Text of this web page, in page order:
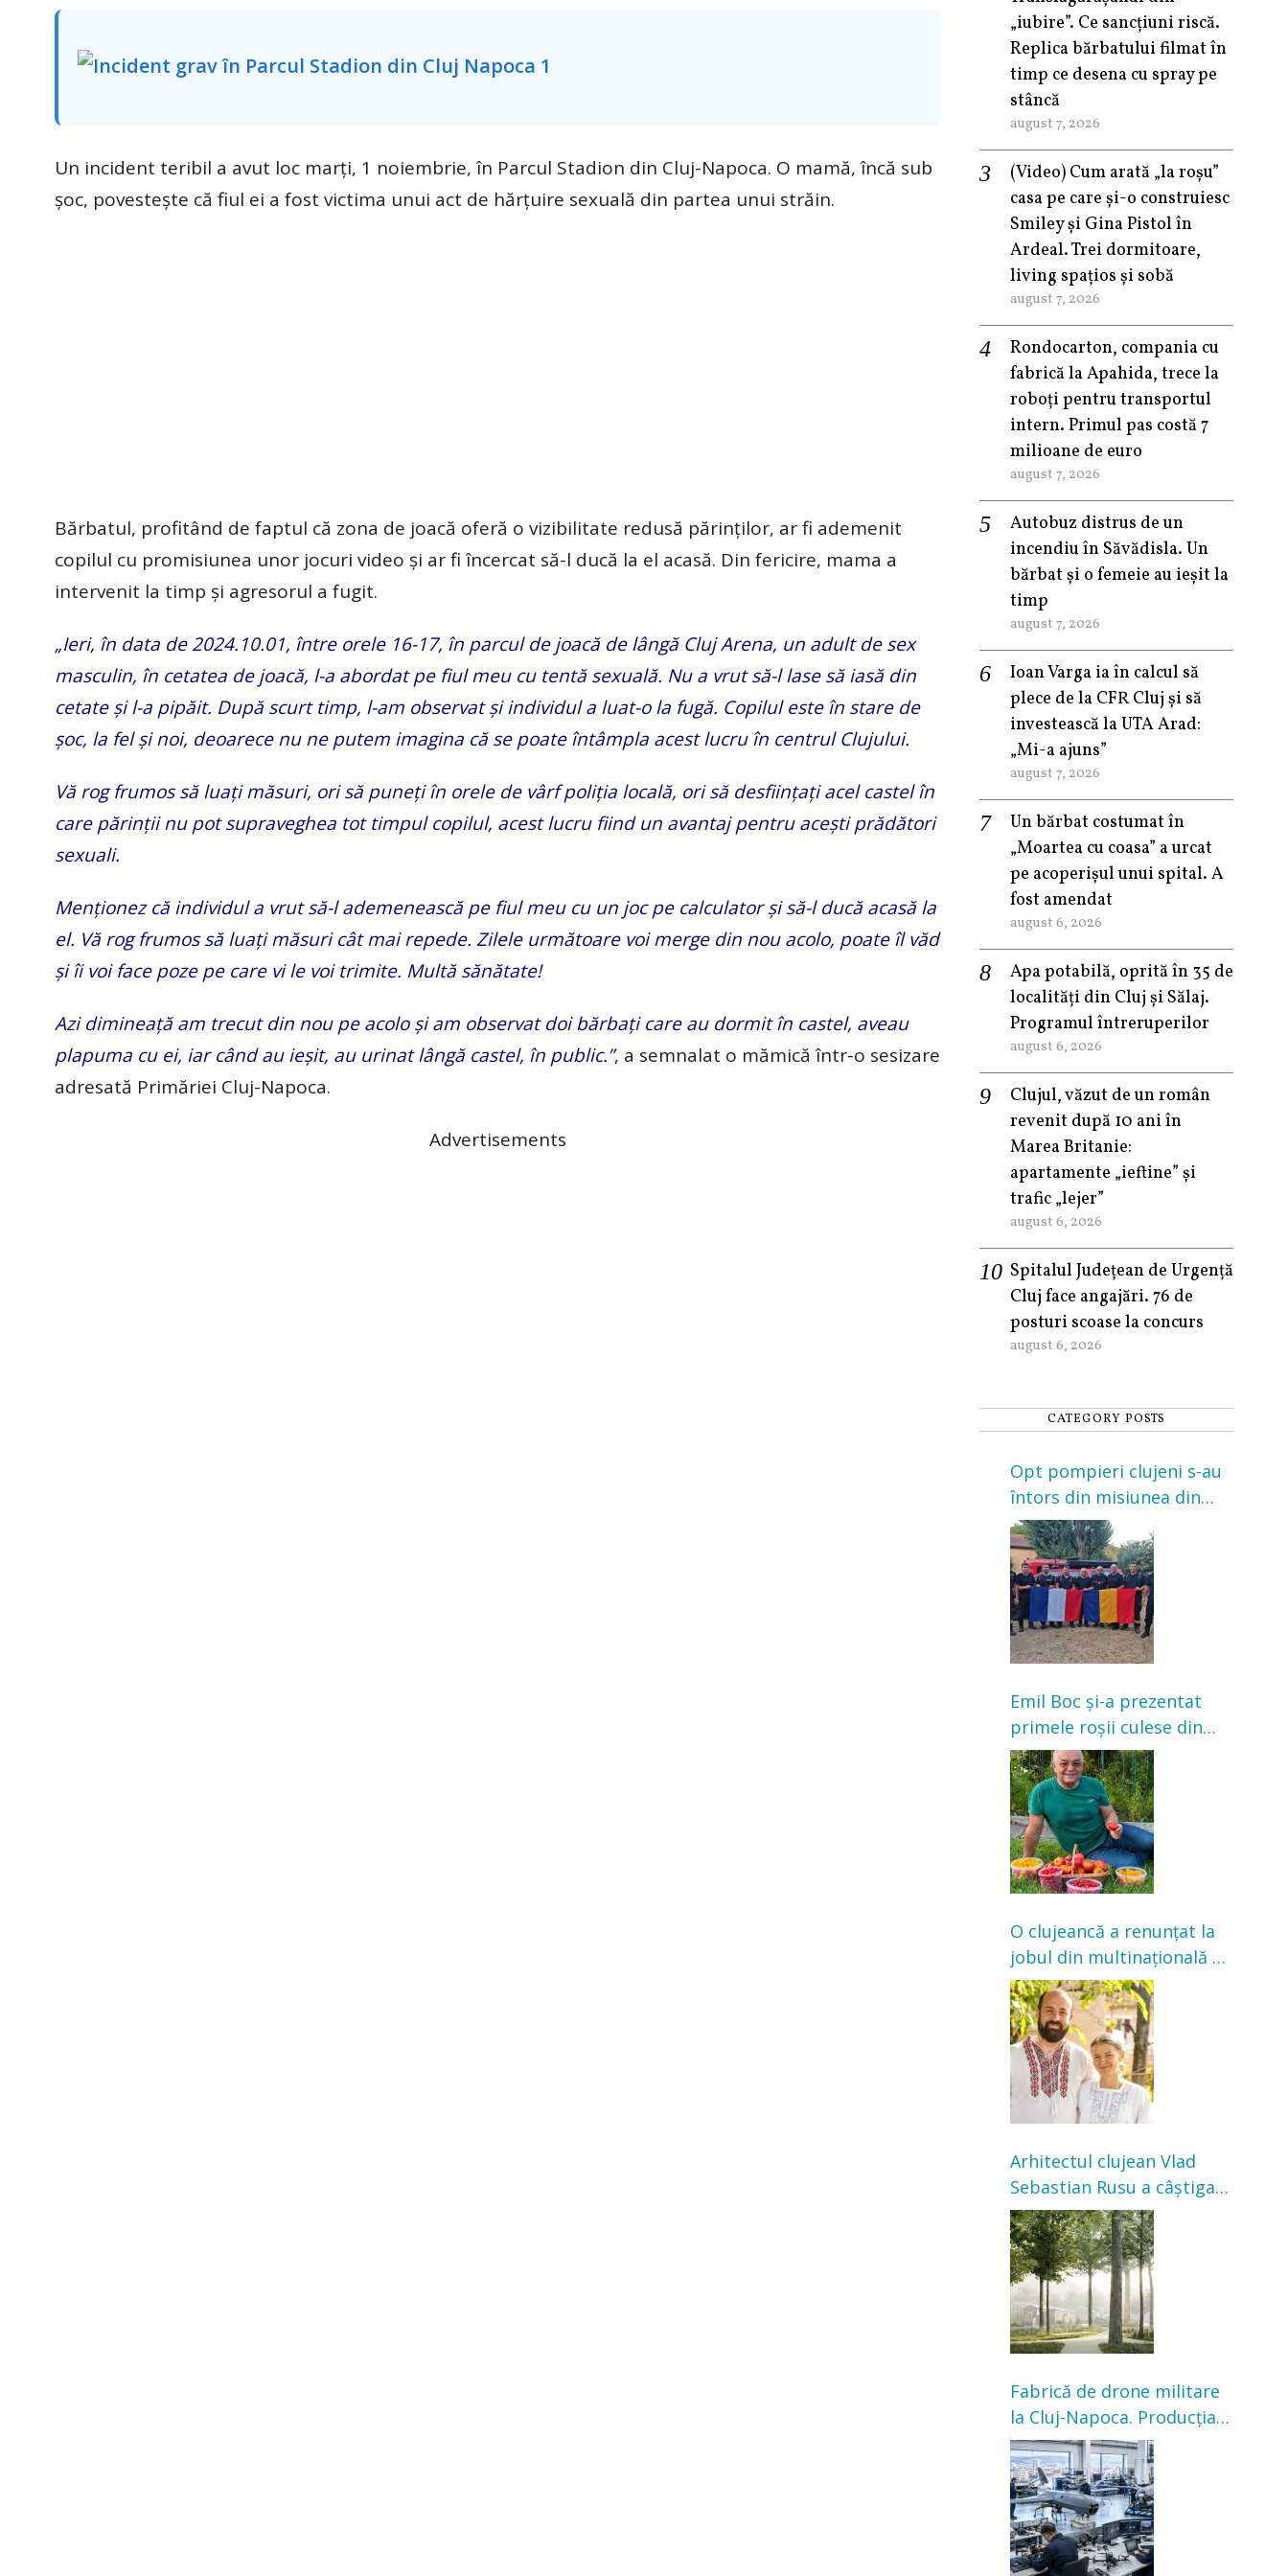
Un incident teribil a avut loc marți, 1 noiembrie, în Parcul Stadion din Cluj-Napoca. O mamă, încă sub
șoc, povestește că fiul ei a fost victima unui act de hărțuire sexuală din partea unui străin.
Bărbatul, profitând de faptul că zona de joacă oferă o vizibilitate redusă părinților, ar fi ademenit
copilul cu promisiunea unor jocuri video și ar fi încercat să-l ducă la el acasă. Din fericire, mama a
intervenit la timp și agresorul a fugit.
„Ieri, în data de 2024.10.01, între orele 16-17, în parcul de joacă de lângă Cluj Arena, un adult de sex
masculin, în cetatea de joacă, l-a abordat pe fiul meu cu tentă sexuală. Nu a vrut să-l lase să iasă din
cetate și l-a pipăit. După scurt timp, l-am observat și individul a luat-o la fugă. Copilul este în stare de
șoc, la fel și noi, deoarece nu ne putem imagina că se poate întâmpla acest lucru în centrul Clujului.
Vă rog frumos să luați măsuri, ori să puneți în orele de vârf poliția locală, ori să desființați acel castel în
care părinții nu pot supraveghea tot timpul copilul, acest lucru fiind un avantaj pentru acești prădători
sexuali.
Menționez că individul a vrut să-l ademenească pe fiul meu cu un joc pe calculator și să-l ducă acasă la
el. Vă rog frumos să luați măsuri cât mai repede. Zilele următoare voi merge din nou acolo, poate îl văd
și îi voi face poze pe care vi le voi trimite. Multă sănătate!
Azi dimineață am trecut din nou pe acolo și am observat doi bărbați care au dormit în castel, aveau
plapuma cu ei, iar când au ieșit, au urinat lângă castel, în public.”, a semnalat o mămică într-o sesizare
adresată Primăriei Cluj-Napoca.
Advertisements
„iubire”. Ce sancțiuni riscă.
Replica bărbatului filmat în
timp ce desena cu spray pe
stâncă
august 7, 2026
(Video) Cum arată „la roşu”
casa pe care şi-o construiesc
Smiley şi Gina Pistol în
Ardeal. Trei dormitoare,
living spațios și sobă
august 7, 2026
Rondocarton, compania cu
fabrică la Apahida, trece la
roboți pentru transportul
intern. Primul pas costă 7
milioane de euro
august 7, 2026
Autobuz distrus de un
incendiu în Săvădisla. Un
bărbat și o femeie au ieșit la
timp
august 7, 2026
Ioan Varga ia în calcul să
plece de la CFR Cluj și să
investească la UTA Arad:
„Mi-a ajuns”
august 7, 2026
Un bărbat costumat în
„Moartea cu coasa” a urcat
pe acoperișul unui spital. A
fost amendat
august 6, 2026
Apa potabilă, oprită în 35 de
localități din Cluj și Sălaj.
Programul întreruperilor
august 6, 2026
Clujul, văzut de un român
revenit după 10 ani în
Marea Britanie:
apartamente „ieftine” și
trafic „lejer”
august 6, 2026
Spitalul Județean de Urgență
Cluj face angajări. 76 de
posturi scoase la concurs
august 6, 2026
CATEGORY POSTS
Opt pompieri clujeni s-au
întors din misiunea din
Franța. Au intervenit la
incendii de vegetație și
pădure
Emil Boc și-a prezentat
primele roșii culese din
grădină: „Niciun magazin
nu poate oferi această
satisfacție”
O clujeancă a renunțat la
jobul din multinațională și
s-a mutat la țară. Acum
cultivă legume în grădina
bunicilor
Arhitectul clujean Vlad
Sebastian Rusu a câștigat
concursul pentru
transformarea Grădinii
Casei Universitarilor
Fabrică de drone militare
la Cluj-Napoca. Producția
ar urma să înceapă în
toamna acestui an